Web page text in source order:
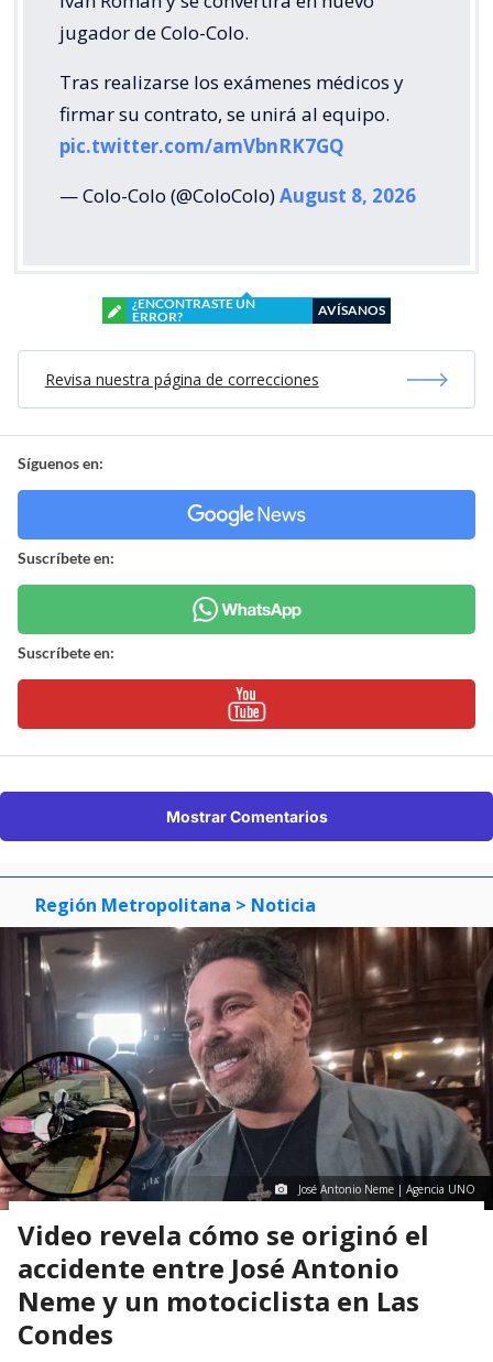
jugador de Colo-Colo.
Tras realizarse los exámenes médicos y
firmar su contrato, se unirá al equipo.
pic.twitter.com/amVbnRK7GQ
— Colo-Colo (@ColoColo)August 8, 2026
¿ENCONTRASTE UN
ERROR?
AVÍSANOS
Revisa nuestra página de correcciones
Síguenos en:
Suscríbete en:
Suscríbete en:
Mostrar Comentarios
Región Metropolitana > Noticia
José Antonio Neme | Agencia UNO
Video revela cómo se originó el
accidente entre José Antonio
Neme y un motociclista en Las
Condes